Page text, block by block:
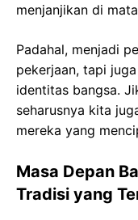
menjanjikan di
Padahal, menjadi
pekerjaan, tapi
identitas bangsa.
seharusnya kita
mereka yang
Masa Depan
Tradisi yang